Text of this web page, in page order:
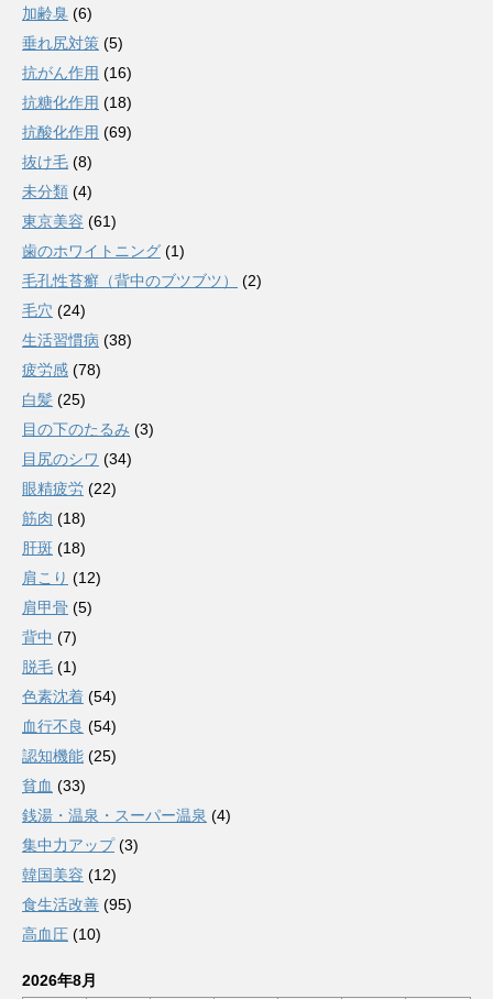
加齢臭 (6)
垂れ尻対策 (5)
抗がん作用 (16)
抗糖化作用 (18)
抗酸化作用 (69)
抜け毛 (8)
未分類 (4)
東京美容 (61)
歯のホワイトニング (1)
毛孔性苔癬（背中のブツブツ）
(2)
毛穴 (24)
生活習慣病 (38)
疲労感 (78)
白髪 (25)
目の下のたるみ (3)
目尻のシワ (34)
眼精疲労 (22)
筋肉 (18)
肝斑 (18)
肩こり (12)
肩甲骨 (5)
背中 (7)
脱毛 (1)
色素沈着 (54)
血行不良 (54)
認知機能 (25)
貧血 (33)
銭湯・温泉・スーパー温泉 (4)
集中力アップ(3)
韓国美容 (12)
食生活改善 (95)
高血圧 (10)
2026年8月